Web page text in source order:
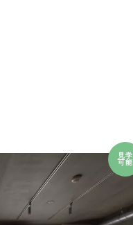
見学
可能